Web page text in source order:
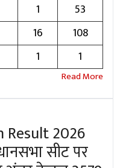
1
53
16
108
1 1
Result 2026
सीट पर